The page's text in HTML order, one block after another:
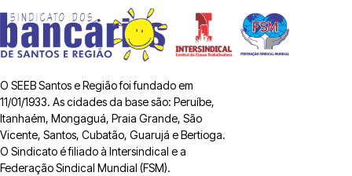
O SEEB Santos e Região foi fundado em
11/01/1933. As cidades da base são: Peruíbe,
Itanhaém, Mongaguá, Praia Grande, São
Vicente, Santos, Cubatão, Guarujá e Bertioga.
O Sindicato é filiado à Intersindical e a
Federação Sindical Mundial (FSM).